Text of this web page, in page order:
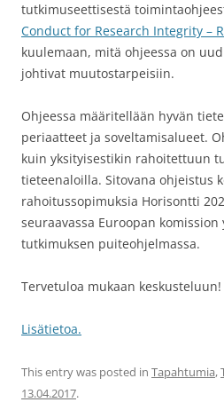
tutkimuseettisestä
Conduct for Research Integrity –
kuulemaan, mitä ohjeessa on
johtivat muutostarpeisiin.
Ohjeessa määritellään hyvän
periaatteet ja soveltamisalueet.
kuin yksityisestikin rahoitettuun
tieteenaloilla. Sitovana ohjeistus
rahoitussopimuksia Horisontti
seuraavassa Euroopan komission
tutkimuksen puiteohjelmassa.
Tervetuloa mukaan keskusteluun!
Lisätietoa.
This entry was posted in Tapahtumia,
13.04.2017.